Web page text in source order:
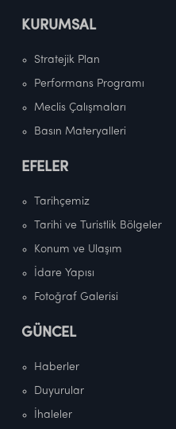
KURUMSAL
Stratejik Plan
Performans Programı
Meclis Çalışmaları
Basın Materyalleri
EFELER
Tarihçemiz
Tarihi ve Turistlik Bölgeler
Konum ve Ulaşım
İdare Yapısı
Fotoğraf Galerisi
GÜNCEL
Haberler
Duyurular
İhaleler